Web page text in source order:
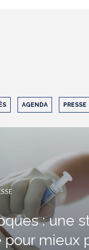
AGENDA PRESSE
: une
pour mieux